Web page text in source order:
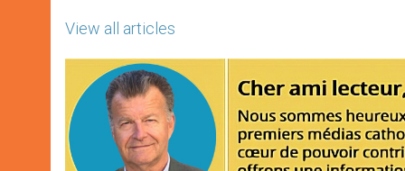
View all articles